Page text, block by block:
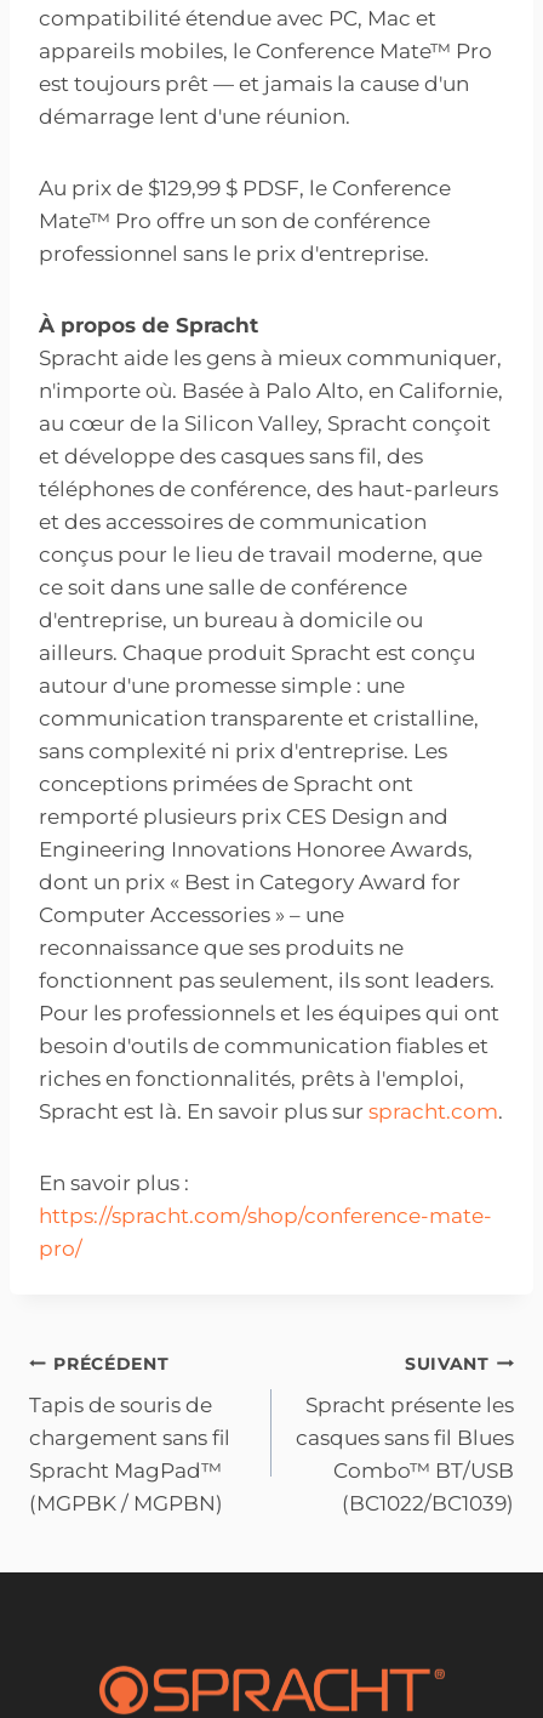
compatibilité étendue avec PC, Mac et
appareils mobiles, le Conference Mate™ Pro
est toujours prêt — et jamais la cause d'un
démarrage lent d'une réunion.
Au prix de $129,99 $ PDSF, le Conference
Mate™ Pro offre un son de conférence
professionnel sans le prix d'entreprise.
À propos de Spracht
Spracht aide les gens à mieux communiquer,
n'importe où. Basée à Palo Alto, en Californie,
au cœur de la Silicon Valley, Spracht conçoit
et développe des casques sans fil, des
téléphones de conférence, des haut-parleurs
et des accessoires de communication
conçus pour le lieu de travail moderne, que
ce soit dans une salle de conférence
d'entreprise, un bureau à domicile ou
ailleurs. Chaque produit Spracht est conçu
autour d'une promesse simple : une
communication transparente et cristalline,
sans complexité ni prix d'entreprise. Les
conceptions primées de Spracht ont
remporté plusieurs prix CES Design and
Engineering Innovations Honoree Awards,
dont un prix « Best in Category Award for
Computer Accessories » – une
reconnaissance que ses produits ne
fonctionnent pas seulement, ils sont leaders.
Pour les professionnels et les équipes qui ont
besoin d'outils de communication fiables et
riches en fonctionnalités, prêts à l'emploi,
Spracht est là. En savoir plus sur spracht.com.
En savoir plus :
https://spracht.com/shop/conference-mate-
pro/
Navigation
de
l'article
PRÉCÉDENT
Tapis de souris de
chargement sans fil
Spracht MagPad™
(MGPBK / MGPBN)
SUIVANT
Spracht présente les
casques sans fil Blues
Combo™ BT/USB
(BC1022/BC1039)